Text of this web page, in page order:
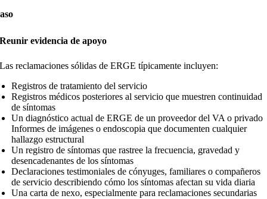
Reunir evidencia de apoyo
Las reclamaciones sólidas de ERGE típicamente incluyen:
Registros de tratamiento del servicio
Registros médicos posteriores al servicio que muestren continuidad
de síntomas
Un diagnóstico actual de ERGE de un proveedor del VA o privado
Informes de imágenes o endoscopia que documenten cualquier
hallazgo estructural
Un registro de síntomas que rastree la frecuencia, gravedad y
desencadenantes de los síntomas
Declaraciones testimoniales de cónyuges, familiares o compañeros
de servicio describiendo cómo los síntomas afectan su vida diaria
Una carta de nexo, especialmente para reclamaciones secundarias